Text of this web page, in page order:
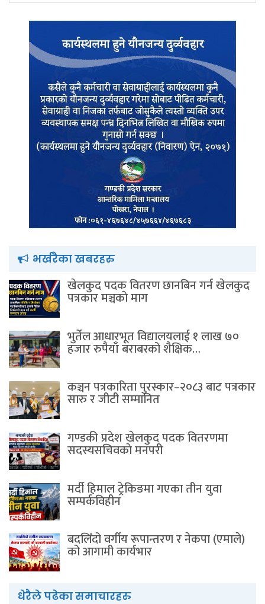
भर्खरैका खबरहरु
खेलकुद पदक वितरण छानबिन गर्न खेलकुद
पत्रकार मञ्चकाे माग
भुर्तेल आधारभूत विद्यालयलाई १ लाख ७०
हजार रुपैयाँ बराबरको शैक्षिक…
कञ्चन पत्रकारिता पुरस्कार–२०८३ बाट पत्रकार
सारु र जीटी सम्मानित
गण्डकी प्रदेश खेलकुद पदक वितरणमा
सदस्यसचिवकाे मनपरी
मर्दी हिमाल ट्रेकिङमा गएका तीन युवा
सम्पर्कविहीन
बदलिँदो वर्गीय रूपान्तरण र नेकपा (एमाले)
को आगामी कार्यभार
धेरैले पढेका समाचारहरु